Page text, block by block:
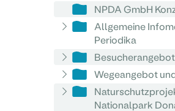
NPDA GmbH
Allgemeine
Periodika
Wegeangebot
Nationalpark